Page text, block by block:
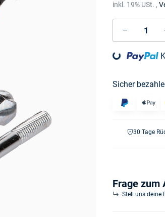
inkl. 19% USt. ,
Loading...
Sicher
30 Tage
Frage zum
Stell uns deine